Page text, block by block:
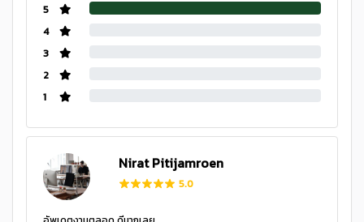
5
4
3
2
1
Nirat Pitijamroen
5.0